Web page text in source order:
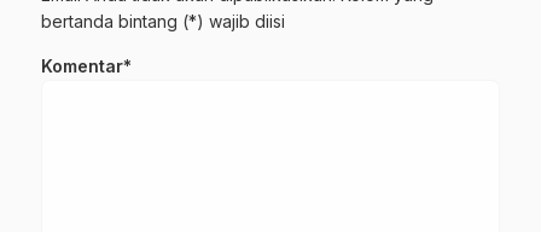
bertanda bintang (*) wajib diisi
Komentar*